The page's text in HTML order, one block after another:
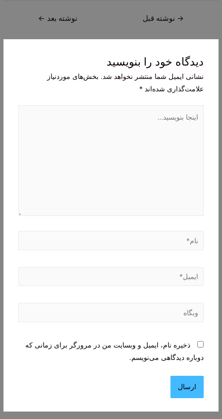
راهبری
→ نوشته قبل نوشته بعد ←
دیدگاه‌ خود را بنویسید
نشانی ایمیل شما منتشر نخواهد شد. بخش‌های موردنیاز
علامت‌گذاری شده‌اند *
بنویسید…
نام*
ایمیل*
وبگاه
ذخیره نام، ایمیل و وبسایت من در مرورگر برای زمانی که
دوباره دیدگاهی می‌نویسم.